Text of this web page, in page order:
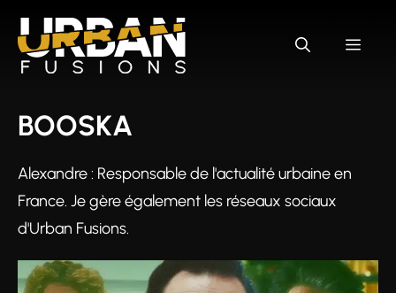
contenu
BOOSKA
Alexandre : Responsable de l'actualité urbaine en
France. Je gère également les réseaux sociaux
d'Urban Fusions.